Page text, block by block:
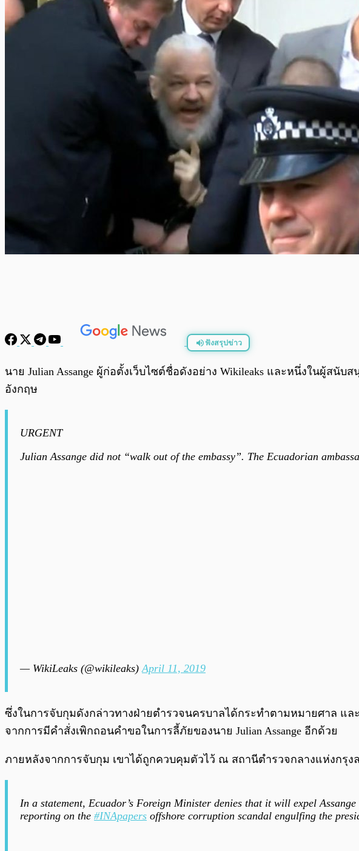
ฟังสรุปข่าว
พร้อมเล่น
นาย Julian Assange ผู้ก่อตั้งเว็บไซต์ชื่อดังอย่าง Wikileaks และหนึ่งในผู้สนับส
อังกฤษ
URGENT
Julian Assange did not “walk out of the embassy”. The Ecuadorian
— WikiLeaks (@wikileaks)April 11, 2019
ซึ่งในการจับกุมดังกล่าวทางฝ่ายตำรวจนครบาลได้กระทำตามหมายศาล แ
จากการมีคำสั่งเพิกถอนคำขอในการลี้ภัยของนาย Julian Assange อีกด้วย
ภายหลังจากการจับกุม เขาได้ถูกควบคุมตัวไว้ ณ ​สถานีตำรวจกลางแห่งกรุ
In a statement, Ecuador’s Foreign Minister denies that it will expel
reporting on the #INApapers offshore corruption scandal engulfing the